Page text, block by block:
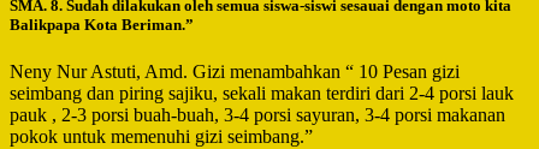
SMA. 8. Sudah dilakukan oleh semua siswa-siswi sesauai dengan moto kita
Balikpapa Kota Beriman.”
Neny Nur Astuti, Amd. Gizi menambahkan “ 10 Pesan gizi
seimbang dan piring sajiku, sekali makan terdiri dari 2-4 porsi lauk
pauk , 2-3 porsi buah-buah, 3-4 porsi sayuran, 3-4 porsi makanan
pokok untuk memenuhi gizi seimbang.”